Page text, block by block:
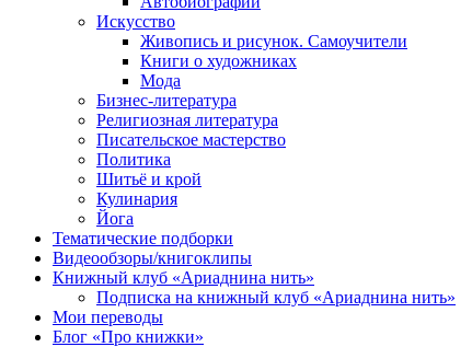
Искусство
Живопись и рисунок. Самоучители
Книги о художниках
Мода
Бизнес-литература
Религиозная литература
Писательское мастерство
Политика
Шитьё и крой
Кулинария
Йога
Тематические подборки
Видеообзоры/книгоклипы
Книжный клуб «Ариаднина нить»
Подписка на книжный клуб «Ариаднина нить»
Мои переводы
Блог «Про книжки»